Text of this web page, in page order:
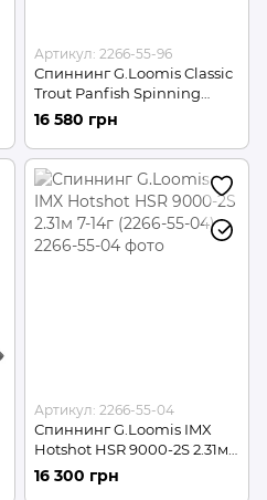
Артикул: 2266-55-96
Спиннинг G.Loomis Classic
Trout Panfish Spinning
SR841-2 IMX 2.13м 1-5г (2266-
16 580 грн
Артикул: 2266-55-04
Спиннинг G.Loomis IMX
Hotshot HSR 9000-2S 2.31м
7-14г (2266-55-04)
16 300 грн